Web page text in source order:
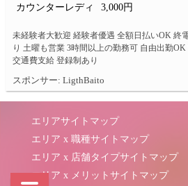
カウンターレディ 3,000円
未経験者大歓迎 経験者優遇 全額日払いOK 終
り 土曜も営業 3時間以上の勤務可 自由出勤
交通費支給 登録制あり
スポンサー: LigthBaito
エリアサイトマップ
エリア x 職種サイトマップ
エリア x 店舗タイプサイトマップ
エリア x メリットサイトマップ